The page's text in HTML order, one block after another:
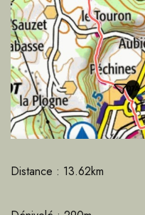
Distance : 13.62km